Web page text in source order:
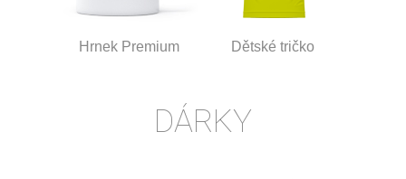
Hrnek Premium Dětské tričko
DÁRKY